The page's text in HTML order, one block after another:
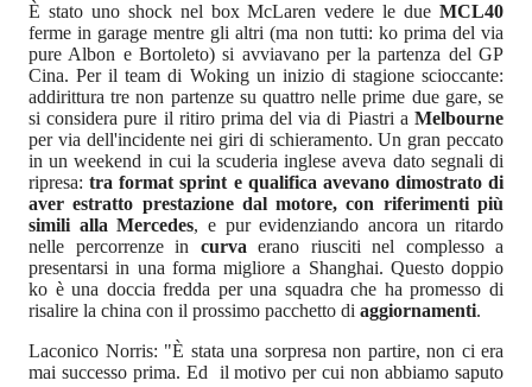
È stato uno shock nel box McLaren vedere le due MCL40
ferme in garage mentre gli altri (ma non tutti: ko prima del via
pure Albon e Bortoleto) si avviavano per la partenza del GP
Cina. Per il team di Woking un inizio di stagione scioccante:
addirittura tre non partenze su quattro nelle prime due gare, se
si considera pure il ritiro prima del via di Piastri a Melbourne
per via dell'incidente nei giri di schieramento. Un gran peccato
in un weekend in cui la scuderia inglese aveva dato segnali di
ripresa:tra format sprint e qualifica avevano dimostrato di
aver estratto prestazione dal motore, con riferimenti più
simili alla Mercedes, e pur evidenziando ancora un ritardo
nelle percorrenze in curva erano riusciti nel complesso a
presentarsi in una forma migliore a Shanghai. Questo doppio
ko è una doccia fredda per una squadra che ha promesso di
risalire la china con il prossimo pacchetto di aggiornamenti.
Laconico Norris: "È stata una sorpresa non partire, non ci era
mai successo prima. Ed il motivo per cui non abbiamo saputo